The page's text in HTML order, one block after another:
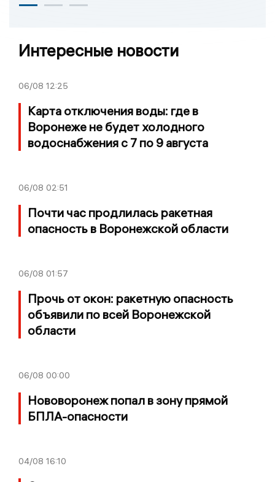
Интересные новости
06/08 12:25
Карта отключения воды: где в
Воронеже не будет холодного
водоснабжения с 7 по 9 августа
06/08 02:51
Почти час продлилась ракетная
опасность в Воронежской области
06/08 01:57
Прочь от окон: ракетную опасность
объявили по всей Воронежской
области
06/08 00:00
Нововоронеж попал в зону прямой
БПЛА-опасности
04/08 16:10